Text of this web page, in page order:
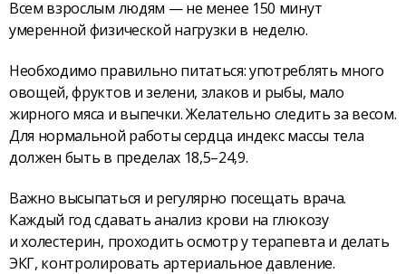
Всем взрослым людям — не менее 150 минут
умеренной физической нагрузки в неделю.
Необходимо правильно питаться: употреблять много
овощей, фруктов и зелени, злаков и рыбы, мало
жирного мяса и выпечки. Желательно следить за весом.
Для нормальной работы сердца индекс массы тела
должен быть в пределах 18,5–24,9.
Важно высыпаться и регулярно посещать врача.
Каждый год сдавать анализ крови на глюкозу
и холестерин, проходить осмотр у терапевта и делать
ЭКГ, контролировать артериальное давление.